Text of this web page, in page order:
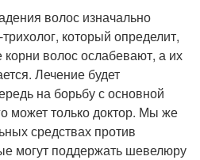
волос изначально
который определит,
волос ослабевают, а их
Лечение будет
на борьбу с основной
может только доктор. Мы же
средствах против
могут поддержать шевелюру